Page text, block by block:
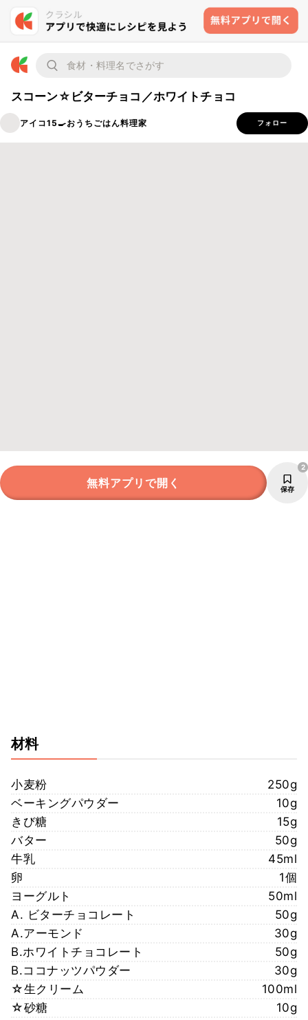
スコーン☆ビターチョコ／ホワイトチョコ
アイコ15🍳おうちごはん料理家 フォロー
無料アプリで開く 保存
2
材料
小麦粉
250g
ベーキングパウダー
10g
きび糖
15g
バター
50g
牛乳
45ml
卵
1個
ヨーグルト
50ml
A. ビターチョコレート
50g
A.アーモンド
30g
B.ホワイトチョコレート
50g
B.ココナッツパウダー
30g
☆生クリーム
100ml
☆砂糖
10g